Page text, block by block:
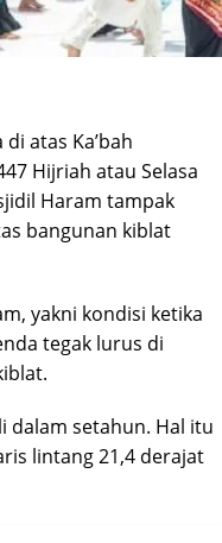
atas Ka’bah
Hijriah atau Selasa
Haram tampak
bangunan kiblat
yakni kondisi ketika
tegak lurus di
dalam setahun. Hal itu
lintang 21,4 derajat